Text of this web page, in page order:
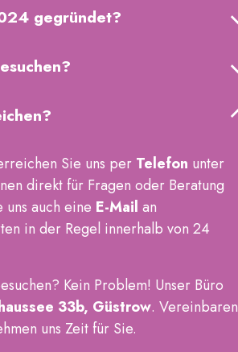
gegründet?
Sie uns per Telefon unter
direkt für Fragen oder Beratung
auch eine E-Mail an
in der Regel innerhalb von 24
Kein Problem! Unser Büro
33b, Güstrow. Vereinbaren
uns Zeit für Sie.